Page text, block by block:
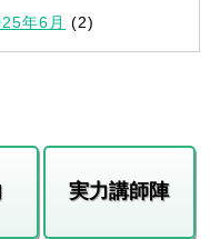
年6月 (2)
実力講師陣